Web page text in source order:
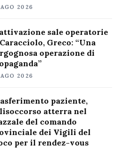
2026
sale operatorie
Greco: “Una
operazione di
2026
paziente,
atterra nel
del comando
dei Vigili del
per il rendez-vous